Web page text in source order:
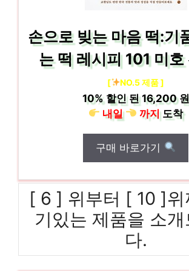
손으로 빚는 마음 떡:기
는 떡 레시피 101 미호
[ NO.5 제품 ]
10%할인 된16,200 원
내일
까지도착
구매 바로가기
[ 6 ] 위부터 [ 10 ]위
기있는 제품을 소개
다.